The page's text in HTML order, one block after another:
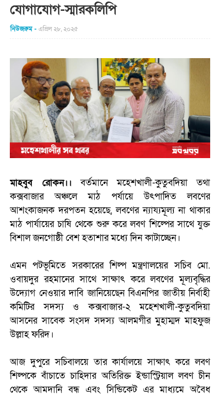
যোগাযোগ-স্মারকলিপি
নিউজরুম এপ্রিল ২৮, ২০২৫
মাহবুব রোকন।। বর্তমানে মহেশখালী-কুতুবদিয়া তথা
কক্সবাজার অঞ্চলে মাঠ পর্যায়ে উৎপাদিত লবণের
আশংকাজনক দরপতন হয়েছে, লবণের ন্যায্যমূল্য না থাকার
মাঠ পার্যায়ের চাষি থেকে শুরু করে লবণ শিল্পের সাথে যুক্ত
বিশাল জনগোষ্ঠী বেশ হতাশার মধ্যে দিন কাটাচ্ছেন।
এমন পটভূমিতে সরকারের শিল্প মন্ত্রণালয়ের সচিব মো.
ওবায়দুর রহমানের সাথে সাক্ষাৎ করে লবণের মূল্যবৃদ্ধির
উদ্যোগ নেওয়ার দাবি জানিয়েছেন বিএনপির জাতীয় নির্বাহী
কমিটির সদস্য ও কক্সবাজার-২ মহেশখালী-কুতুবদিয়া
আসনের সাবেক সংসদ সদস্য আলমগীর মুহাম্মদ মাহফুজ
উল্লাহ ফরিদ।
আজ দুপুরে সচিবালয়ে তার কার্যালয়ে সাক্ষাৎ করে লবণ
শিল্পকে বাঁচাতে চাহিদার অতিরিক্ত ইন্ডাস্ট্রিয়াল লবণ চীন
থেকে আমদানি বন্ধ এবং সিন্ডিকেট এর মাধ্যমে অবৈধ